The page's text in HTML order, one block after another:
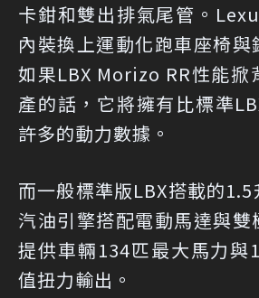
卡鉗和雙出排氣尾管。
內裝換上運動化跑車座椅與
如果LBX Morizo RR性能掀
產的話，它將擁有比標準
許多的動力數據。
而一般標準版LBX搭載的
汽油引擎搭配電動馬達與雙
提供車輛134匹最大馬力與
值扭力輸出。